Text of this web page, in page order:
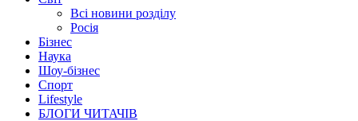
Всі новини розділу
Росія
Бізнес
Наука
Шоу-бізнес
Спорт
Lifestyle
БЛОГИ ЧИТАЧІВ